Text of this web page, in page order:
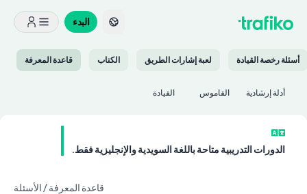
البدء
أسئلة رخصة القيادة لعبة إشارات الطريق الكتاب قاعدة المعرفة
أدلة إرشادية القاموس القيادة
الدورات التدريبية متاحة باللغة السويدية والإنجليزية فقط.
قاعدة المعرفة/ الأسئلة